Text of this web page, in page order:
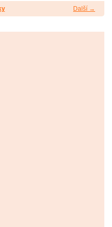
Další →